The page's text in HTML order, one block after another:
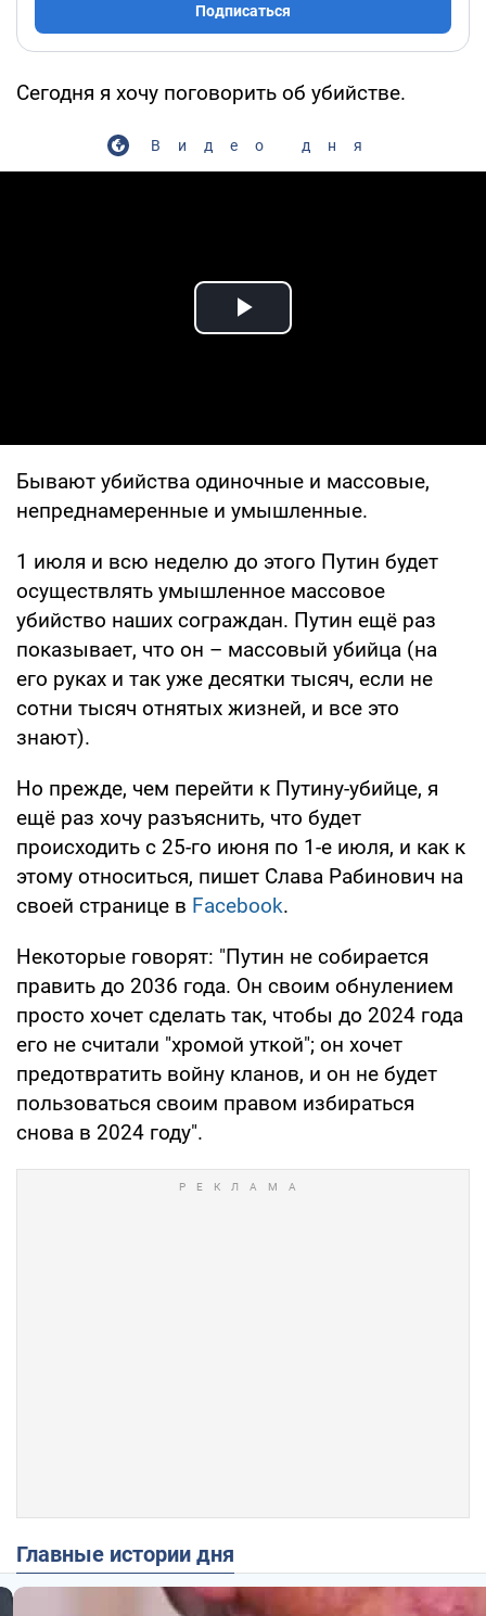
Подписаться
Сегодня я хочу поговорить об убийстве.
Видео дня
Play Video
Бывают убийства одиночные и массовые,
непреднамеренные и умышленные.
1 июля и всю неделю до этого Путин будет
осуществлять умышленное массовое
убийство наших сограждан. Путин ещё раз
показывает, что он – массовый убийца (на
его руках и так уже десятки тысяч, если не
сотни тысяч отнятых жизней, и все это
знают).
Но прежде, чем перейти к Путину-убийце, я
ещё раз хочу разъяснить, что будет
происходить с 25-го июня по 1-е июля, и как к
этому относиться, пишет Слава Рабинович на
своей странице в Facebook.
Некоторые говорят: "Путин не собирается
править до 2036 года. Он своим обнулением
просто хочет сделать так, чтобы до 2024 года
его не считали "хромой уткой"; он хочет
предотвратить войну кланов, и он не будет
пользоваться своим правом избираться
снова в 2024 году".
Главные истории дня